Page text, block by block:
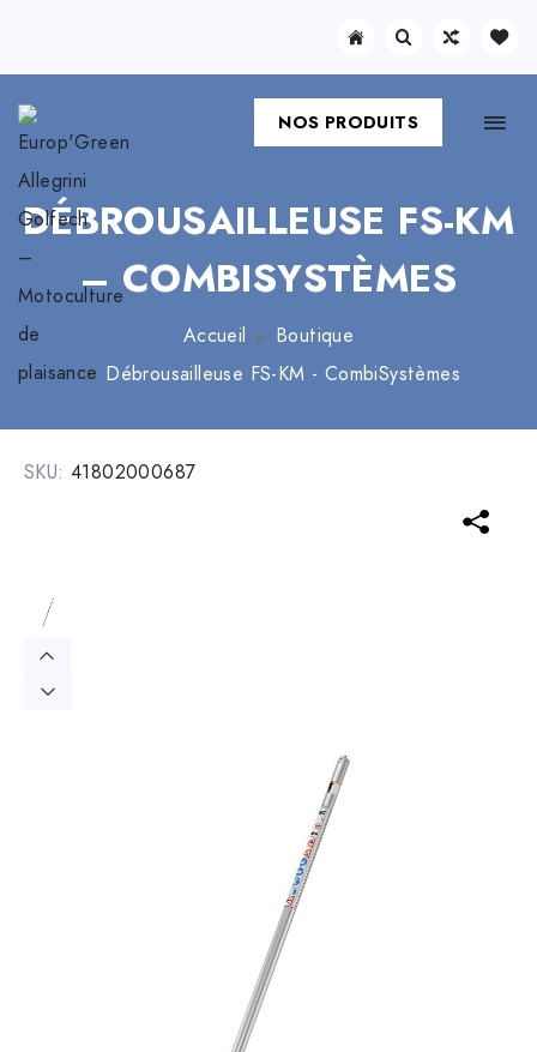
NOS PRODUITS
DÉBROUSAILLEUSE FS-KM
– COMBISYSTÈMES
Accueil
Boutique
Débrousailleuse FS-KM - CombiSystèmes
SKU: 41802000687